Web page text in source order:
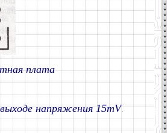
плата
напряжения 15mV.